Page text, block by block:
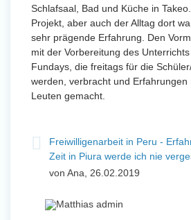
Schlafsaal, Bad und Küche in
Projekt, aber auch der Alltag dort
sehr prägende Erfahrung. Den
mit der Vorbereitung des
Fundays, die freitags für die
werden, verbracht und Erfahrungen
Leuten gemacht.
Freiwilligenarbeit in Peru -
Zeit in Piura werde ich nie
von Ana, 26.02.2019